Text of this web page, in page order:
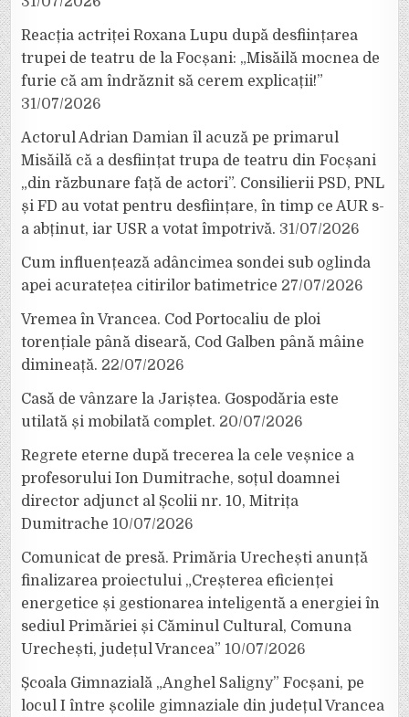
Reacția actriței Roxana Lupu după desființarea
trupei de teatru de la Focșani: „Misăilă mocnea de
furie că am îndrăznit să cerem explicații!”
31/07/2026
Actorul Adrian Damian îl acuză pe primarul
Misăilă că a desființat trupa de teatru din Focșani
„din răzbunare față de actori”. Consilierii PSD, PNL
și FD au votat pentru desființare, în timp ce AUR s-
a abținut, iar USR a votat împotrivă. 31/07/2026
Cum influențează adâncimea sondei sub oglinda
apei acuratețea citirilor batimetrice 27/07/2026
Vremea în Vrancea. Cod Portocaliu de ploi
torențiale până diseară, Cod Galben până mâine
dimineață. 22/07/2026
Casă de vânzare la Jariștea. Gospodăria este
utilată și mobilată complet. 20/07/2026
Regrete eterne după trecerea la cele veșnice a
profesorului Ion Dumitrache, soțul doamnei
director adjunct al Școlii nr. 10, Mitrița
Dumitrache 10/07/2026
Comunicat de presă. Primăria Urechești anunță
finalizarea proiectului „Creșterea eficienței
energetice și gestionarea inteligentă a energiei în
sediul Primăriei și Căminul Cultural, Comuna
Urechești, județul Vrancea” 10/07/2026
Școala Gimnazială „Anghel Saligny” Focșani, pe
locul I între școlile gimnaziale din județul Vrancea